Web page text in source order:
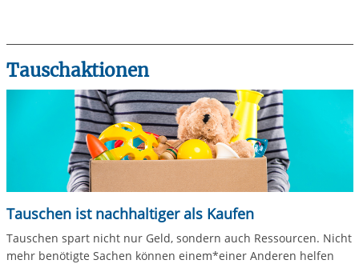
Tauschaktionen
Tauschen ist nachhaltiger als Kaufen
Tauschen spart nicht nur Geld, sondern auch Ressourcen. Nicht
mehr benötigte Sachen können einem*einer Anderen helfen